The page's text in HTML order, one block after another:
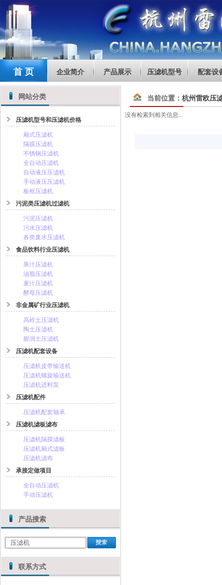
首 页 企业简介 产品展示 压滤机型号 配套设
网站分类
压滤机型号和压滤机价格
厢式压滤机
隔膜压滤机
不锈钢压滤机
全自动压滤机
自动液压压滤机
手动液压压滤机
板框压滤机
污泥类压滤机过滤机
污泥压滤机
污水压滤机
各类废水压滤机
食品饮料行业压滤机
果汁压滤机
油脂压滤机
麦汁压滤机
酵母压滤机
非金属矿行业压滤机
高岭土压滤机
陶土压滤机
膨润土压滤机
压滤机配套设备
压滤机皮带输送机
压滤机螺旋输送机
压滤机进料泵
压滤机配件
压滤机配套轴承
压滤机滤板滤布
压滤机隔膜滤板
压滤机厢式滤板
压滤机滤布
承接定做项目
全自动压滤机
手动压滤机
产品搜索
联系方式
当前位置： 杭州雷欧压
没有检索到相关信息...